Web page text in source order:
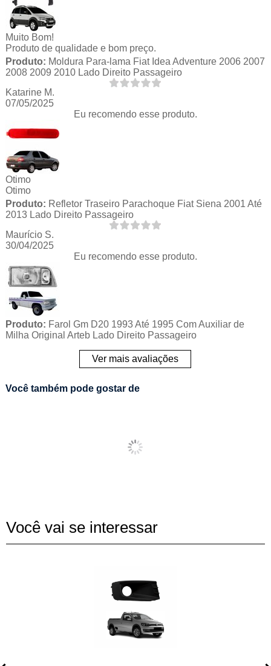
Muito Bom!
Produto de qualidade e bom preço.
Produto: Moldura Para-lama Fiat Idea Adventure 2006 2007
2008 2009 2010 Lado Direito Passageiro
Katarine M.
07/05/2025
Eu recomendo esse produto.
Otimo
Otimo
Produto: Refletor Traseiro Parachoque Fiat Siena 2001 Até
2013 Lado Direito Passageiro
Maurício S.
30/04/2025
Eu recomendo esse produto.
Produto: Farol Gm D20 1993 Até 1995 Com Auxiliar de
Milha Original Arteb Lado Direito Passageiro
Ver mais avaliações
Você também pode gostar de
Você vai se interessar